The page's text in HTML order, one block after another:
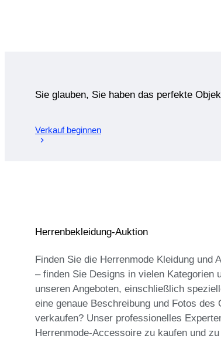
Sie glauben, Sie haben das perfekte
Verkauf beginnen
Herrenbekleidung-Auktion
Finden Sie die Herrenmode Kleidung
– finden Sie Designs in vielen Kategorien
unseren Angeboten, einschließlich
eine genaue Beschreibung und Fotos
verkaufen? Unser professionelles
Herrenmode-Accessoire zu kaufen und